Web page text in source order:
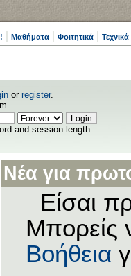
Μαθήματα Φοιτητικά
or register.
and session length
Νέα για
Είσαι
Μπορείς
Βοήθεια